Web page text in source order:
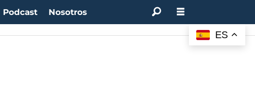
Podcast Nosotros
ES